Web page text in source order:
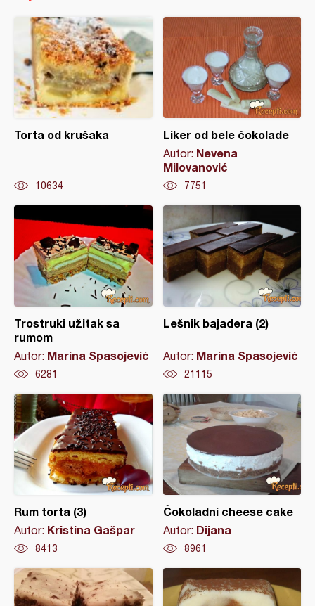
Torta od krušaka
10634
Liker od bele čokolade
Autor: Nevena
Milovanović
7751
Trostruki užitak sa
rumom
Autor: Marina Spasojević
6281
Lešnik bajadera (2)
Autor: Marina Spasojević
21115
Rum torta (3)
Autor: Kristina Gašpar
8413
Čokoladni cheese cake
Autor: Dijana
8961